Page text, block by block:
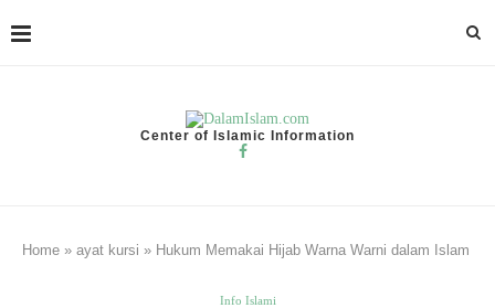
Center of Islamic Information
Home » ayat kursi » Hukum Memakai Hijab Warna Warni dalam Islam
Info Islami